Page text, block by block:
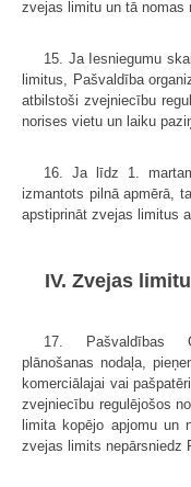
zvejas limitu un tā nomas
15. Ja Iesniegumu
limitus, Pašvaldība
atbilstoši zvejniecību
norises vietu un laiku
16. Ja līdz 1.
izmantots pilnā apmērā,
apstiprināt zvejas limitus
IV. Zvejas
17. Pašvaldības
plānošanas nodaļa,
komerciālajai vai
zvejniecību regulējošos
limita kopējo apjomu un
zvejas limits nepārsniedz